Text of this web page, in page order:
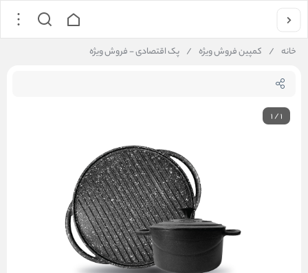
خانه / کمپین فروش ویژه / پک اقتصادی - فروش ویژه
1/1